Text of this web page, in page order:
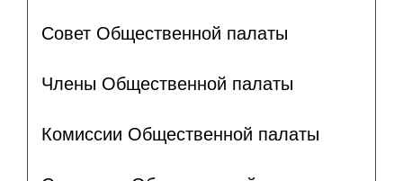
Совет Общественной палаты
Члены Общественной палаты
Комиссии Общественной палаты